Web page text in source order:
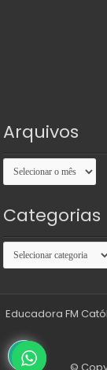
Arquivos
Arquivos
Categorias
Categorias
Educadora FM